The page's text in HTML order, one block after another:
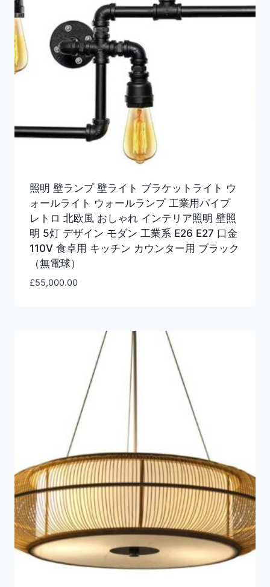
照明 壁ランプ 壁ライト ブラケットライト ウ
ォールライト ウォールランプ 工業用パイプ
レトロ 北欧風 おしゃれ インテリア照明 壁照
明 5灯 デザイン モダン 工業系 E26 E27 口金
110V 食卓用 キッチン カウンター用 ブラック
（無電球）
£55,000.00